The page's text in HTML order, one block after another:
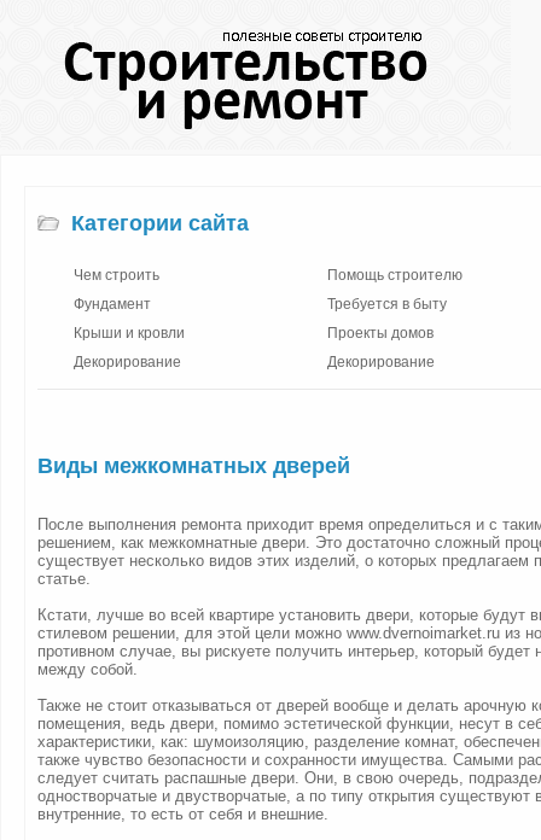
Категории сайта
Чем строить
Фундамент
Крыши и кровли
Декорирование
Помощь строителю
Требуется в быту
Проекты домов
Декорирование
Виды межкомнатных дверей
После выполнения ремонта приходит время определиться и с
решением, как межкомнатные двери. Это достаточно сложный
существует несколько видов этих изделий, о которых предлагаем
статье.
Кстати, лучше во всей квартире установить двери, которые будут
стилевом решении, для этой цели можно www.dvernoimarket.ru из
противном случае, вы рискуете получить интерьер, который будет
между собой.
Также не стоит отказываться от дверей вообще и делать арочную
помещения, ведь двери, помимо эстетической функции, несут в
характеристики, как: шумоизоляцию, разделение комнат,
также чувство безопасности и сохранности имущества. Самыми
следует считать распашные двери. Они, в свою очередь,
одностворчатые и двустворчатые, а по типу открытия существуют
внутренние, то есть от себя и внешние.